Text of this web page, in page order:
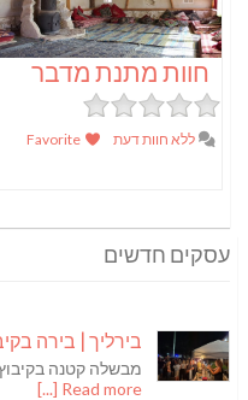
חוות מתנת מדבר
ללא חוות דעת
עסקים חדשים
בירליך | בירה
מבשלה קטנה בקיבוץ
Read more [...]